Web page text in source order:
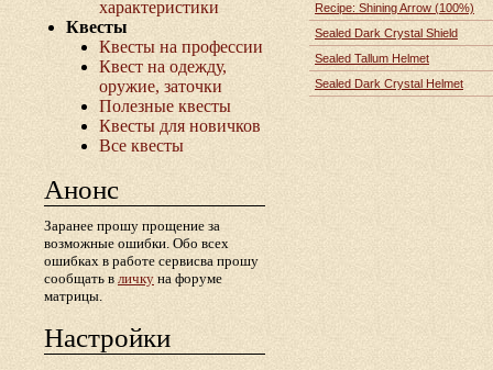
характеристики
Квесты
Квесты на профессии
Квест на одежду,
оружие, заточки
Полезные квесты
Квесты для новичков
Все квесты
Анонс
Заранее прошу прощение за
возможные ошибки. Обо всех
ошибках в работе сервисва прошу
сообщать в личку на форуме
матрицы.
Настройки
Recipe: Shining Arrow (100%)
Sealed Dark Crystal Shield
Sealed Tallum Helmet
Sealed Dark Crystal Helmet